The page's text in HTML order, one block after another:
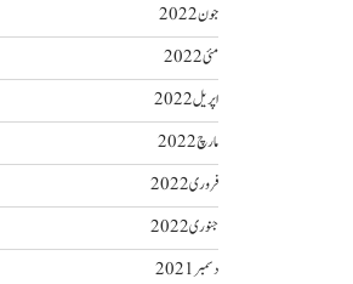
جون 2022
مئی 2022
اپریل 2022
مارچ 2022
فروری 2022
جنوری 2022
دسمبر 2021